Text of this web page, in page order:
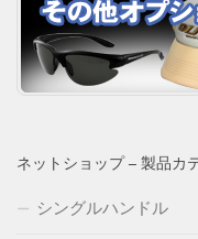
ネットショップ – 製品カ
シングルハンドル